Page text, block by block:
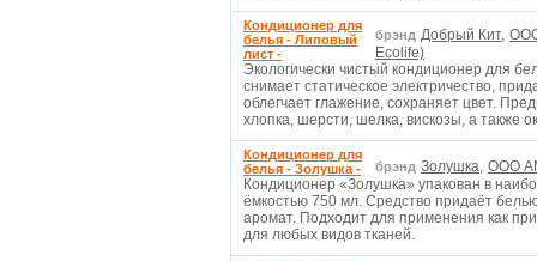
Кондиционер для
белья - Липовый
лист -
брэнд Добрый Кит,
Ecolife)
Экологически чистый кондиционер для
снимает статическое электричество,
облегчает глажение, сохраняет цвет.
хлопка, шерсти, шелка, вискозы, а также
Кондиционер для
белья - Золушка -
брэнд Золушка, ООО
Кондиционер «Золушка» упакован в
ёмкостью 750 мл. Средство придаёт
аромат. Подходит для применения как
для любых видов тканей.